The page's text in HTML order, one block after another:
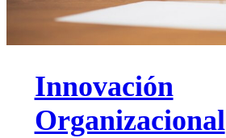
Innovación
Organizacional